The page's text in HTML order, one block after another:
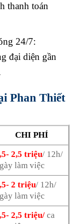
thanh toán
24/7:
đại diện gần
Phan Thiết
CHI PHÍ
2,5 triệu/ 12h/
làm việc
2 triệu/ 12h/
làm việc
2,5 triệu/ ca